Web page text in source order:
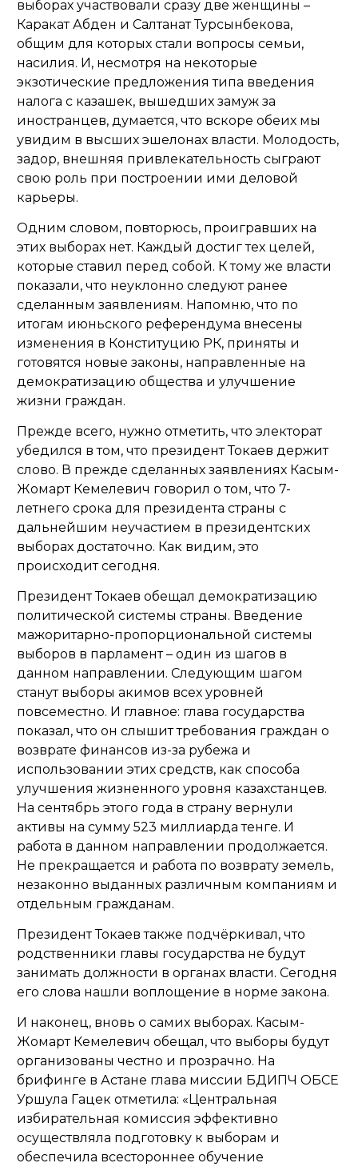
выборах участвовали сразу две женщины –
Каракат Абден и Салтанат Турсынбекова,
общим для которых стали вопросы семьи,
насилия. И, несмотря на некоторые
экзотические предложения типа введения
налога с казашек, вышедших замуж за
иностранцев, думается, что вскоре обеих мы
увидим в высших эшелонах власти. Молодость,
задор, внешняя привлекательность сыграют
свою роль при построении ими деловой
карьеры.
Одним словом, повторюсь, проигравших на
этих выборах нет. Каждый достиг тех целей,
которые ставил перед собой. К тому же власти
показали, что неуклонно следуют ранее
сделанным заявлениям. Напомню, что по
итогам июньского референдума внесены
изменения в Конституцию РК, приняты и
готовятся новые законы, направленные на
демократизацию общества и улучшение
жизни граждан.
Прежде всего, нужно отметить, что электорат
убедился в том, что президент Токаев держит
слово. В прежде сделанных заявлениях Касым-
Жомарт Кемелевич говорил о том, что 7-
летнего срока для президента страны с
дальнейшим неучастием в президентских
выборах достаточно. Как видим, это
происходит сегодня.
Президент Токаев обещал демократизацию
политической системы страны. Введение
мажоритарно-пропорциональной системы
выборов в парламент – один из шагов в
данном направлении. Следующим шагом
станут выборы акимов всех уровней
повсеместно. И главное: глава государства
показал, что он слышит требования граждан о
возврате финансов из-за рубежа и
использовании этих средств, как способа
улучшения жизненного уровня казахстанцев.
На сентябрь этого года в страну вернули
активы на сумму 523 миллиарда тенге. И
работа в данном направлении продолжается.
Не прекращается и работа по возврату земель,
незаконно выданных различным компаниям и
отдельным гражданам.
Президент Токаев также подчёркивал, что
родственники главы государства не будут
занимать должности в органах власти. Сегодня
его слова нашли воплощение в норме закона.
И наконец, вновь о самих выборах. Касым-
Жомарт Кемелевич обещал, что выборы будут
организованы честно и прозрачно. На
брифинге в Астане глава миссии БДИПЧ ОБСЕ
Уршула Гацек отметила: «Центральная
избирательная комиссия эффективно
осуществляла подготовку к выборам и
обеспечила всестороннее обучение